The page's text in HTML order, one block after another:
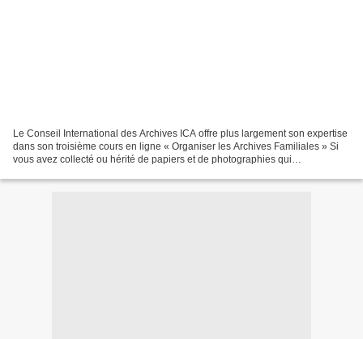
Le Conseil International des Archives ICA offre plus largement son expertise
dans son troisième cours en ligne « Organiser les Archives Familiales » Si
vous avez collecté ou hérité de papiers et de photographies qui